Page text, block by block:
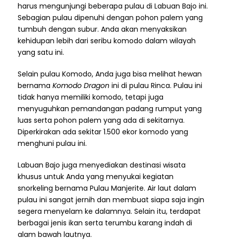
harus mengunjungi beberapa pulau di Labuan Bajo ini.
Sebagian pulau dipenuhi dengan pohon palem yang
tumbuh dengan subur. Anda akan menyaksikan
kehidupan lebih dari seribu komodo dalam wilayah
yang satu ini.
Selain pulau Komodo, Anda juga bisa melihat hewan
bernama Komodo Dragon ini di pulau Rinca. Pulau ini
tidak hanya memiliki komodo, tetapi juga
menyuguhkan pemandangan padang rumput yang
luas serta pohon palem yang ada di sekitarnya.
Diperkirakan ada sekitar 1.500 ekor komodo yang
menghuni pulau ini.
Labuan Bajo juga menyediakan destinasi wisata
khusus untuk Anda yang menyukai kegiatan
snorkeling bernama Pulau Manjerite. Air laut dalam
pulau ini sangat jernih dan membuat siapa saja ingin
segera menyelam ke dalamnya. Selain itu, terdapat
berbagai jenis ikan serta terumbu karang indah di
alam bawah lautnya.